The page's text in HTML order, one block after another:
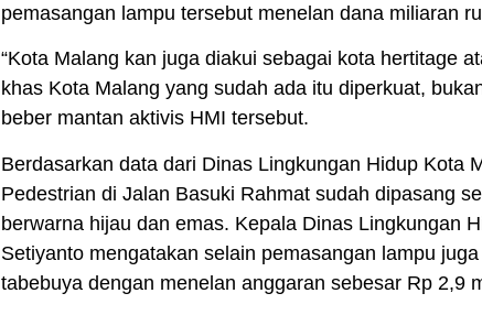
pemasangan lampu tersebut menelan dana miliaran
“Kota Malang kan juga diakui sebagai kota hertitage
khas Kota Malang yang sudah ada itu diperkuat,
beber mantan aktivis HMI tersebut.
Berdasarkan data dari Dinas Lingkungan Hidup Kota
Pedestrian di Jalan Basuki Rahmat sudah dipasang
berwarna hijau dan emas. Kepala Dinas Lingkungan
Setiyanto mengatakan selain pemasangan lampu
tabebuya dengan menelan anggaran sebesar Rp 2,9